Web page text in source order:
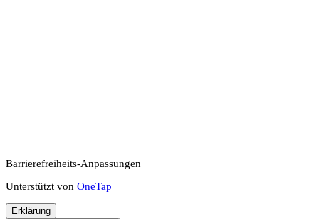
Barrierefreiheits-Anpassungen
Unterstützt von OneTap
Erklärung